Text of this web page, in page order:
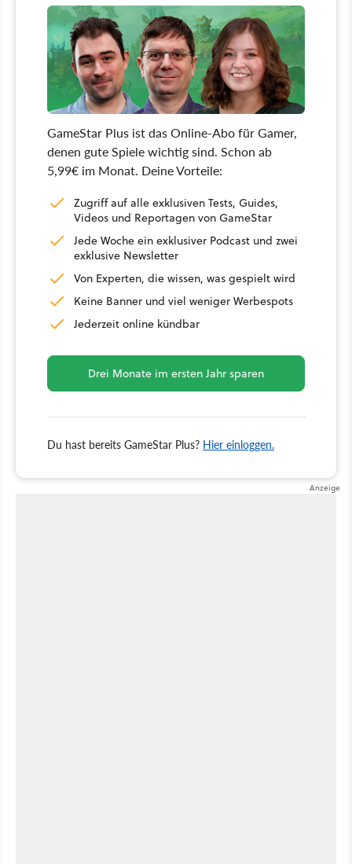
GameStar Plus ist das Online-Abo für Gamer,
denen gute Spiele wichtig sind. Schon ab
5,99€ im Monat. Deine Vorteile:
Zugriff auf alle exklusiven Tests, Guides,
Videos und Reportagen von GameStar
Jede Woche ein exklusiver Podcast und zwei
exklusive Newsletter
Von Experten, die wissen, was gespielt wird
Keine Banner und viel weniger Werbespots
Jederzeit online kündbar
Drei Monate im ersten Jahr sparen
Du hast bereits GameStar Plus? Hier einloggen.